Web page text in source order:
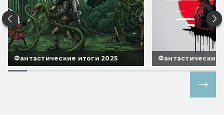
Фантастические итоги 2025 Фантастические